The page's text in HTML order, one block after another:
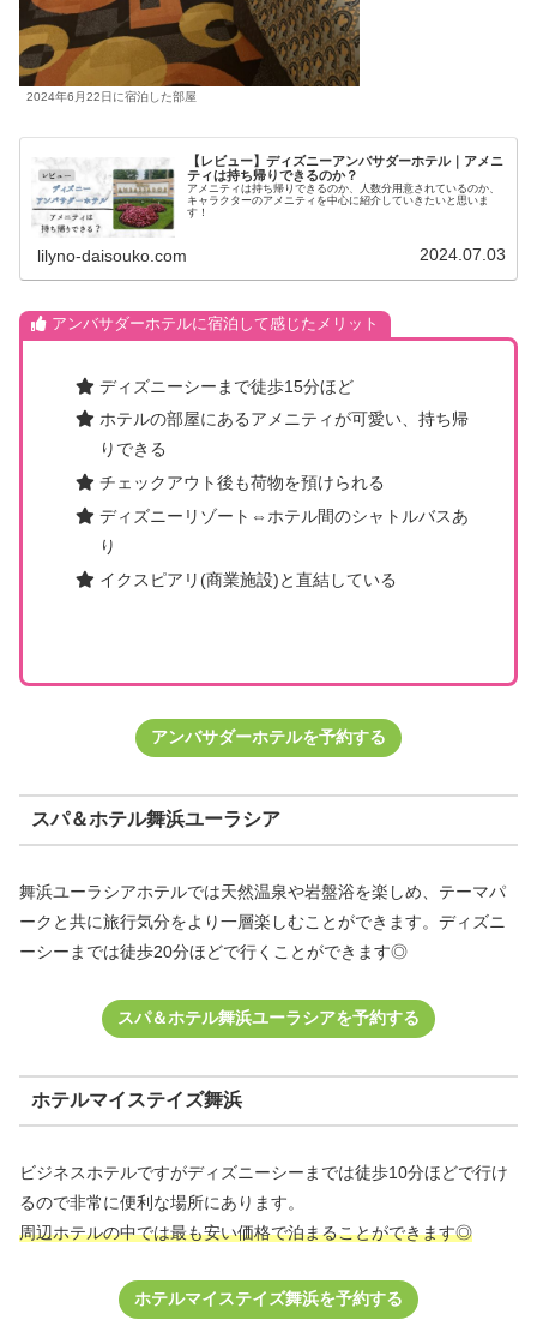
2024年6月22日に宿泊した部屋
【レビュー】ディズニーアンバサダーホテル｜アメニ
ティは持ち帰りできるのか？
アメニティは持ち帰りできるのか、人数分用意されているのか、
キャラクターのアメニティを中心に紹介していきたいと思いま
す！
lilyno-daisouko.com 2024.07.03
アンバサダーホテルに宿泊して感じたメリット
ディズニーシーまで徒歩15分ほど
ホテルの部屋にあるアメニティが可愛い、持ち帰
りできる
チェックアウト後も荷物を預けられる
ディズニーリゾート⇔ホテル間のシャトルバスあ
り
イクスピアリ(商業施設)と直結している
アンバサダーホテルを予約する
スパ＆ホテル舞浜ユーラシア
舞浜ユーラシアホテルでは天然温泉や岩盤浴を楽しめ、テーマパ
ークと共に旅行気分をより一層楽しむことができます。ディズニ
ーシーまでは徒歩20分ほどで行くことができます◎
スパ＆ホテル舞浜ユーラシアを予約する
ホテルマイステイズ舞浜
ビジネスホテルですがディズニーシーまでは徒歩10分ほどで行け
るので非常に便利な場所にあります。
周辺ホテルの中では最も安い価格で泊まることができます◎
ホテルマイステイズ舞浜を予約する